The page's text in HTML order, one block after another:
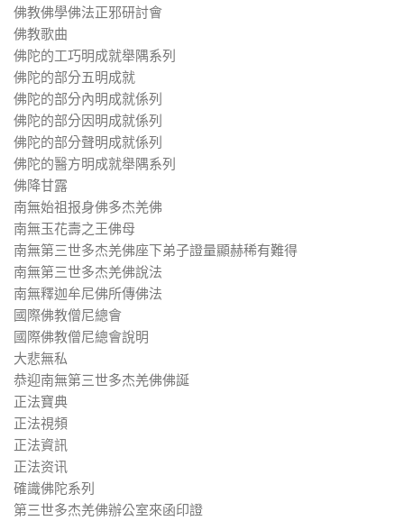
佛教佛學佛法正邪研討會
佛教歌曲
佛陀的工巧明成就舉隅系列
佛陀的部分五明成就
佛陀的部分內明成就係列
佛陀的部分因明成就係列
佛陀的部分聲明成就係列
佛陀的醫方明成就舉隅系列
佛降甘露
南無始祖报身佛多杰羌佛
南無玉花壽之王佛母
南無第三世多杰羌佛座下弟子證量顯赫稀有難得
南無第三世多杰羌佛說法
南無釋迦牟尼佛所傳佛法
國際佛教僧尼總會
國際佛教僧尼總會說明
大悲無私
恭迎南無第三世多杰羌佛佛誕
正法寶典
正法視頻
正法資訊
正法资讯
確識佛陀系列
第三世多杰羌佛辦公室來函印證